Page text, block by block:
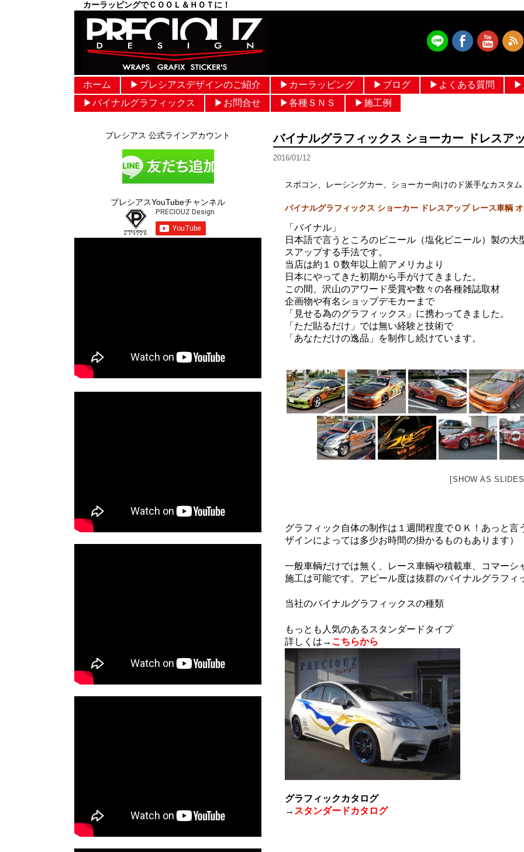
カーラッピングでＣＯＯＬ＆ＨＯＴに！
ホーム ▶︎プレシアスデザインのご紹介 ▶︎カーラッピング
フルラッピング価格 設定
ルーフラッピング
メッキモールラッピング
パートラッピング
ボンネットラッピング
フルカラーラッピング
ヘルメットラッピング
▶︎ブログ
作業ブログ
日常ブログ
▶︎よくある質問 ▶︎
▶︎バイナルグラフィックス
▶︎お問合せ ▶︎各種ＳＮＳ ▶︎施工例
バイナルグラフィックス ショーカー ドレスア
2016/01/12
スポコン、レーシングカー、ショーカー向けのド派手なカスタム
バイナルグラフィックス ショーカー ドレスアップ レース車輌
「バイナル」
日本語で言うところのビニール（塩化ビニール）製の
スアップする手法です。
当店は約１０数年以上前アメリカより
日本にやってきた初期から手がけてきました。
この間、沢山のアワード受賞や数々の各種雑誌取材
企画物や有名ショップデモカーまで
「見せる為のグラフィックス」に携わってきました。
「ただ貼るだけ」では無い経験と技術で
「あなただけの逸品」を制作し続けています。
[SHOW AS
グラフィック自体の制作は １週間程度でＯＫ！ あっと言
ザインによっては多少お時間の掛かるものもあります）
一般車輌だけでは無く、レース車輌や積載車、コマー
施工は可能です。アピール度は抜群のバイナルグラフィ
当社のバイナルグラフィックスの種類
もっとも人気のあるスタンダードタイプ
詳しくは→ こちらから
グラフィックカタログ
→ スタンダードカタログ
プレシアス 公式ラインアカウント
プレシアスYouTubeチャンネル